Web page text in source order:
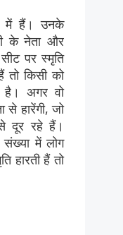
में हैं। उनके
के नेता और
पर स्मृति
तो किसी को
है। अगर वो
से हारेंगी, जो
दूर रहे हैं।
संख्या में लोग
हारती हैं तो